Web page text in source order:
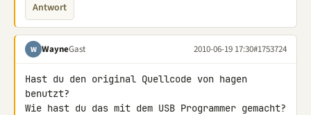
Antwort
W WayneGast 2010-06-19 17:30#1753724
Hast du den original Quellcode von hagen
benutzt?
Wie hast du das mit dem USB Programmer gemacht?